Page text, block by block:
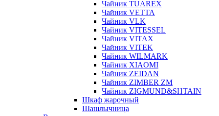
Чайник TUAREX
Чайник VETTA
Чайник VLK
Чайник VITESSEL
Чайник VITAX
Чайник VITEK
Чайник WILMARK
Чайник XIAOMI
Чайник ZEIDAN
Чайник ZIMBER ZM
Чайник ZIGMUND&SHTAIN
Шкаф жарочный
Шашлычница